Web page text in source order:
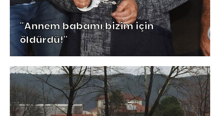
"Annem babamı bizim için
öldürdü!"